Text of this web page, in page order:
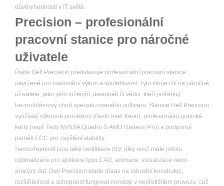
důvěryhodnosti v IT světě.
Precision – profesionální
pracovní stanice pro náročné
uživatele
Řada Dell Precision představuje profesionální pracovní stanice
navržené pro maximální výkon a spolehlivost. Tyto stroje cílí na náročné
uživatele, jako jsou inženýři, designéři či vědci, kteří potřebují
bezproblémový chod specializovaného softwaru. Stanice Dell Precision
využívají výkonné procesory (často Intel Xeon), profesionální grafické
karty (např. řady NVIDIA Quadro či AMD Radeon Pro) a podporují
paměti ECC pro zajištění stability.
Samozřejmostí jsou také certifikace ISV, díky nimž máte jistotu
optimalizace pro aplikace typu CAD, animace, vizualizace nebo
analýzy dat. Dell Precision klade důraz na robustní konstrukci,
rozšiřitelnost a schopnost fungovat nonstop v nepřetržitém provozu, což